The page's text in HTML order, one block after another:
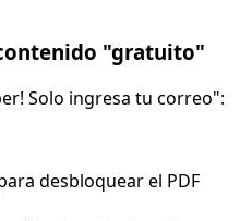
"gratuito"
Solo ingresa tu correo":
desbloquear el PDF